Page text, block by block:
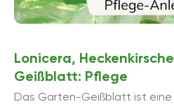
Lonicera,
Geißblatt: Pflege
Das Garten-Geißblatt ist eine